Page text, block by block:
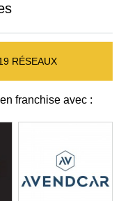
RÉSEAUX
franchise avec :